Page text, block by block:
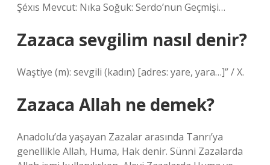
Şéxıs Mevcut: Nıka Soğuk: Serdo’nun Geçmişi…
Zazaca sevgilim nasıl denir?
Waştiye (m): sevgili (kadın) [adres: yare, yara…]” / X.
Zazaca Allah ne demek?
Anadolu’da yaşayan Zazalar arasında Tanrı’ya
genellikle Allah, Huma, Hak denir. Sünni Zazalarda